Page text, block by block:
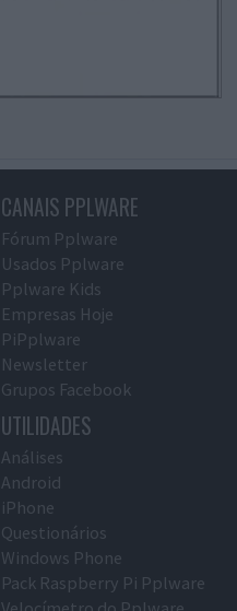
CANAIS PPLWARE
Fórum Pplware
Usados Pplware
Pplware Kids
Empresas Hoje
PiPplware
Newsletter
Grupos Facebook
UTILIDADES
Análises
Android
iPhone
Questionários
Windows Phone
Pack Raspberry Pi Pplware